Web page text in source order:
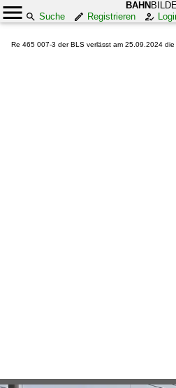
BAHN
Suche
Registrieren
Re 465 007-3 der BLS verlässt am 25.09.2024